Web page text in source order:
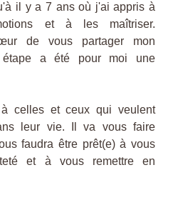
il y a 7 ans où j'ai appris à
et à les maîtriser.
de vous partager mon
étape a été pour moi une
celles et ceux qui veulent
leur vie. Il va vous faire
faudra être prêt(e) à vous
et à vous remettre en